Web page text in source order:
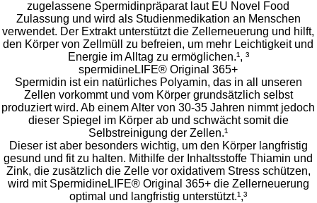
zugelassene Spermidinpräparat laut EU Novel Food
Zulassung und wird als Studienmedikation an Menschen
verwendet. Der Extrakt unterstützt die Zellerneuerung und hilft,
den Körper von Zellmüll zu befreien, um mehr Leichtigkeit und
Energie im Alltag zu ermöglichen.¹, ³
spermidineLIFE® Original 365+
Spermidin ist ein natürliches Polyamin, das in all unseren
Zellen vorkommt und vom Körper grundsätzlich selbst
produziert wird. Ab einem Alter von 30-35 Jahren nimmt jedoch
dieser Spiegel im Körper ab und schwächt somit die
Selbstreinigung der Zellen.¹
Dieser ist aber besonders wichtig, um den Körper langfristig
gesund und fit zu halten. Mithilfe der Inhaltsstoffe Thiamin und
Zink, die zusätzlich die Zelle vor oxidativem Stress schützen,
wird mit SpermidineLIFE® Original 365+ die Zellerneuerung
optimal und langfristig unterstützt.¹,³